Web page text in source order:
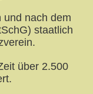
und nach dem
staatlich
über 2.500